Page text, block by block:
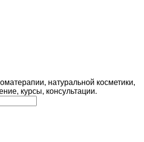
натуральной косметики,
курсы, консультации.